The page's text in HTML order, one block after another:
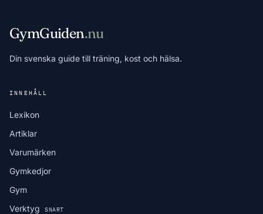
GymGuiden.nu
Din svenska guide till träning, kost och hälsa.
INNEHÅLL
Lexikon
Artiklar
Varumärken
Gymkedjor
Gym
Verktyg
SNART